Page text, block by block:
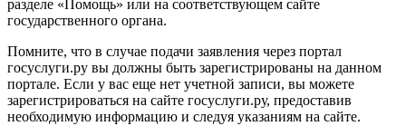
разделе «Помощь» или на соответствующем сайте
государственного органа.
Помните, что в случае подачи заявления через портал
госуслуги.ру вы должны быть зарегистрированы на данном
портале. Если у вас еще нет учетной записи, вы можете
зарегистрироваться на сайте госуслуги.ру, предоставив
необходимую информацию и следуя указаниям на сайте.